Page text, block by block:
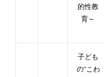
的性教
育～
子ども
の“こわ